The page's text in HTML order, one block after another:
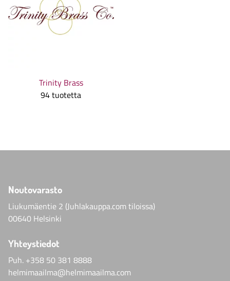
Trinity Brass
94 tuotetta
Noutovarasto
Liukumäentie 2 (Juhlakauppa.com tiloissa)
00640 Helsinki
Yhteystiedot
Puh. +358 50 381 8888
helmimaailma@helmimaailma.com